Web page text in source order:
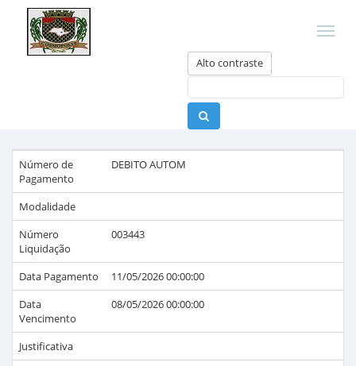
Alto contraste
Número de
Pagamento
DEBITO AUTOM
Modalidade
Número
Liquidação
003443
Data Pagamento
11/05/2026 00:00:00
Data
Vencimento
08/05/2026 00:00:00
Justificativa